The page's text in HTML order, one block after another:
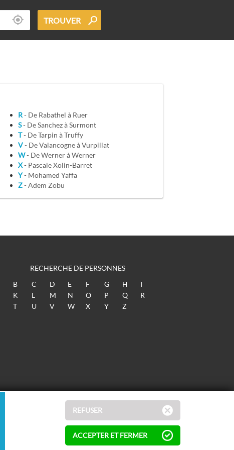
TROUVER
R
- De Rabathel à Ruer
S
- De Sanchez à Surmont
T
- De Tarpin à Truffy
V
- De Valancogne à Vurpillat
W
- De Werner à Werner
X
- Pascale Xolin-Barret
Y
- Mohamed Yaffa
Z
- Adem Zobu
RECHERCHE DE PERSONNES
B C D E F G H
I
K L M N O P Q
R
T U V W X Y Z
REFUSER
ACCEPTER ET FERMER